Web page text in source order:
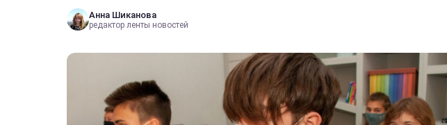
Анна Шиканова
редактор ленты новостей